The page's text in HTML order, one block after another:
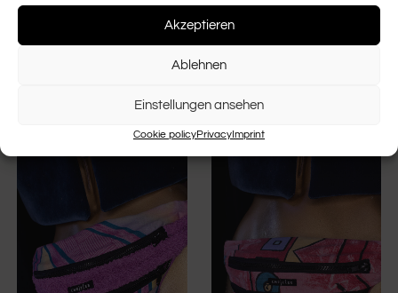
Akzeptieren
Ablehnen
Einstellungen ansehen
Cookie policyPrivacyImprint
YOU MAY ALSO LIKE